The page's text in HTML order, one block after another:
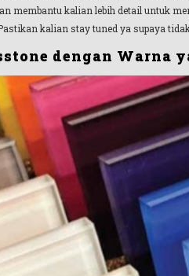
membantu kalian lebih detail untuk
kalian stay tuned ya supaya
dengan Warna